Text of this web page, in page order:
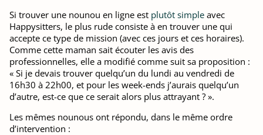
Si trouver une nounou en ligne est plutôt simple avec
Happysitters, le plus rude consiste à en trouver une qui
accepte ce type de mission (avec ces jours et ces horaires).
Comme cette maman sait écouter les avis des
professionnelles, elle a modifié comme suit sa proposition :
« Si je devais trouver quelqu’un du lundi au vendredi de
16h30 à 22h00, et pour les week-ends j’aurais quelqu’un
d’autre, est-ce que ce serait alors plus attrayant ? ».
Les mêmes nounous ont répondu, dans le même ordre
d’intervention :